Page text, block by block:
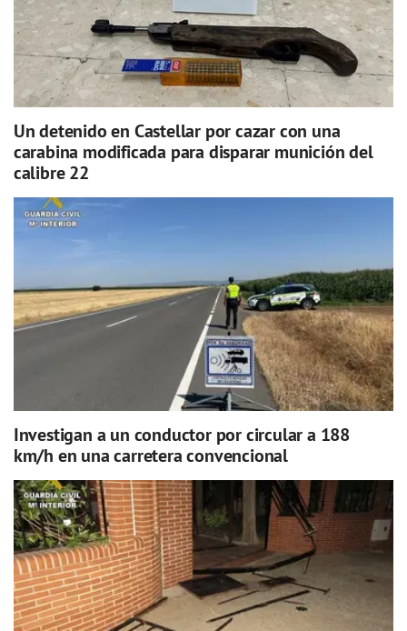
Un detenido en Castellar por cazar con una
carabina modificada para disparar munición del
calibre 22
Investigan a un conductor por circular a 188
km/h en una carretera convencional